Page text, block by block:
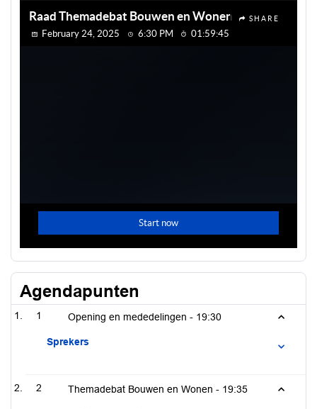
Agendapunten
1 Opening en mededelingen - 19:30
Sprekers
2 Themadebat Bouwen en Wonen - 19:35